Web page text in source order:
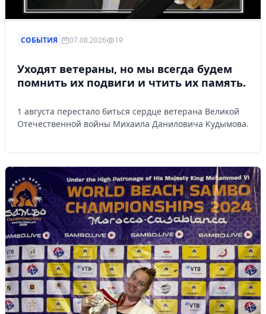
СОБЫТИЯ 07.08.2026 19
Уходят ветераны, но мы всегда будем
помнить их подвиги и чтить их память.
1 августа перестало биться сердце ветерана Великой
Отечественной войны Михаила Даниловича Кудымова.